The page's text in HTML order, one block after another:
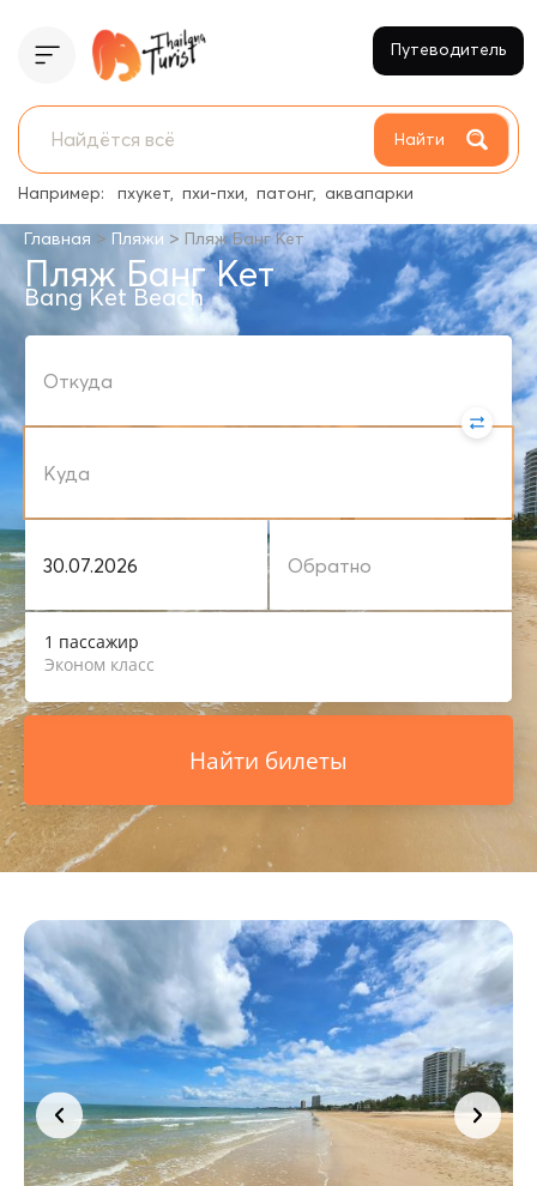
Найти
Например: пхукет пхи-пхи патонг аквапарки
Путеводитель
Главная > Пляжи > Пляж Банг Кет
Пляж Банг Кет
Bang Ket Beach
1 пассажир
Эконом класс
Найти билеты